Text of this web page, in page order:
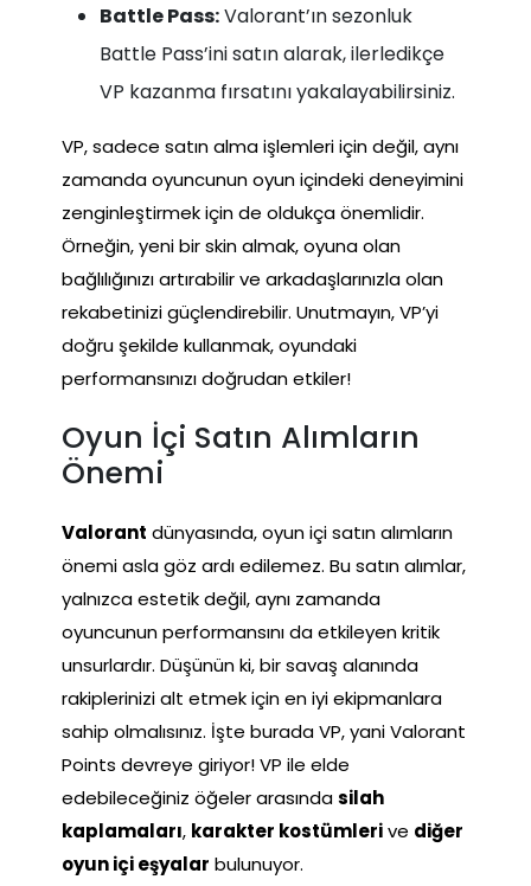
Battle Pass:Valorant’ın sezonluk
Battle Pass’ini satın alarak, ilerledikçe
VP kazanma fırsatını yakalayabilirsiniz.
VP, sadece satın alma işlemleri için değil, aynı
zamanda oyuncunun oyun içindeki deneyimini
zenginleştirmek için de oldukça önemlidir.
Örneğin, yeni bir skin almak, oyuna olan
bağlılığınızı artırabilir ve arkadaşlarınızla olan
rekabetinizi güçlendirebilir. Unutmayın, VP’yi
doğru şekilde kullanmak, oyundaki
performansınızı doğrudan etkiler!
Oyun İçi Satın Alımların
Önemi
Valorant dünyasında, oyun içi satın alımların
önemi asla göz ardı edilemez. Bu satın alımlar,
yalnızca estetik değil, aynı zamanda
oyuncunun performansını da etkileyen kritik
unsurlardır. Düşünün ki, bir savaş alanında
rakiplerinizi alt etmek için en iyi ekipmanlara
sahip olmalısınız. İşte burada VP, yani Valorant
Points devreye giriyor! VP ile elde
edebileceğiniz öğeler arasındasilah
kaplamaları, karakter kostümlerive diğer
oyun içi eşyalar bulunuyor.